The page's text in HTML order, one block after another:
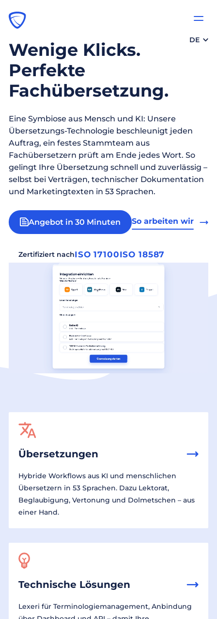
DE
Wenige Klicks.
Perfekte
Fachübersetzung.
Eine Symbiose aus Mensch und KI: Unsere
Übersetzungs-Technologie beschleunigt jeden
Auftrag, ein festes Stammteam aus
Fachübersetzern prüft am Ende jedes Wort. So
gelingt Ihre Übersetzung schnell und zuverlässig –
selbst bei Verträgen, technischer Dokumentation
und Marketingtexten in 53 Sprachen.
Angebot in 30 Minuten So arbeiten wir
Zertifiziert nachISO 17100ISO 18587
Übersetzungen
Hybride Workflows aus KI und menschlichen
Übersetzern in 53 Sprachen. Dazu Lektorat,
Beglaubigung, Vertonung und Dolmetschen – aus
einer Hand.
Technische Lösungen
Lexeri für Terminologiemanagement, Anbindung